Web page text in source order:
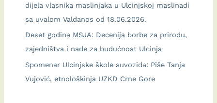
dijela vlasnika maslinjaka u Ulcinjskoj maslinadi
sa uvalom Valdanos od 18.06.2026.
Deset godina MSJA: Decenija borbe za prirodu,
zajedništva i nade za budućnost Ulcinja
Spomenar Ulcinjske škole suvozida: Piše Tanja
Vujović, etnološkinja UZKD Crne Gore